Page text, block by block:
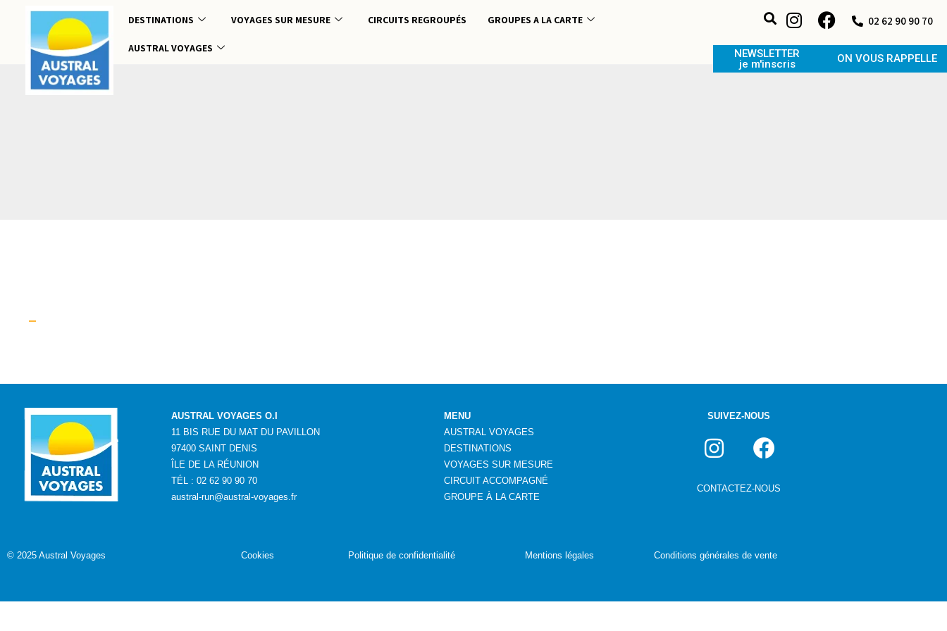
DESTINATIONS VOYAGES SUR MESURE CIRCUITS REGROUPÉS GROUPES A LA CARTE
AUSTRAL VOYAGES
02 62 90 90 70
NEWSLETTER
je m'inscris
ON VOUS RAPPELLE
AUSTRAL VOYAGES O.I
11 BIS RUE DU MAT DU PAVILLON
97400 SAINT DENIS
ÎLE DE LA RÉUNION
TÉL : 02 62 90 90 70
austral-run@austral-voyages.fr
MENU
AUSTRAL VOYAGES
DESTINATIONS
VOYAGES SUR MESURE
CIRCUIT ACCOMPAGNÉ
GROUPE ÀLA CARTE
SUIVEZ-NOUS
CONTACTEZ-NOUS
© 2025 Austral Voyages Cookies Politique de confidentialité Mentions légales Conditions générales de vente